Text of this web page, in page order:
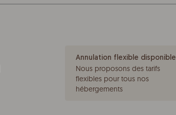
Annulation flexible disponible
Nous proposons des tarifs
flexibles pour tous nos
hébergements